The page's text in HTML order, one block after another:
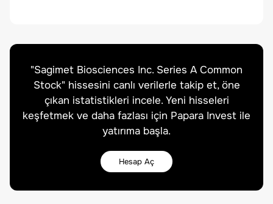
"Sagimet Biosciences Inc. Series A Common
Stock" hissesini canlı verilerle takip et, öne
çıkan istatistikleri incele. Yeni hisseleri
keşfetmek ve daha fazlası için Papara Invest ile
yatırıma başla.
Hesap Aç